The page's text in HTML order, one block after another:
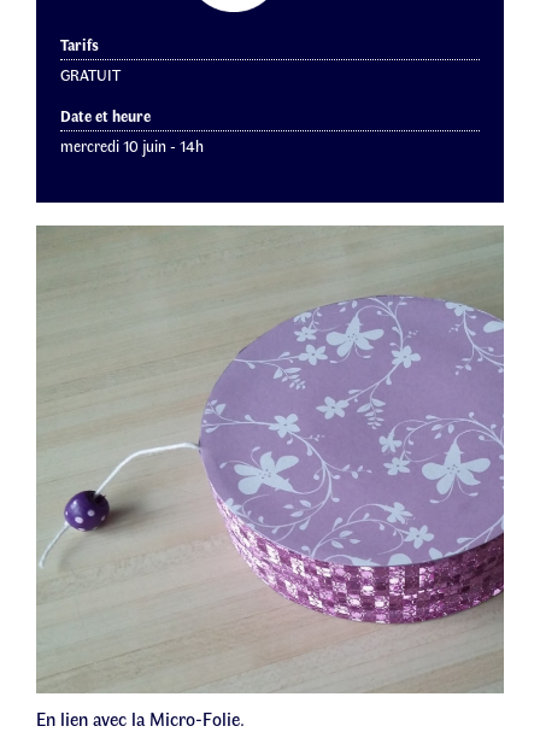
Tarifs
GRATUIT
Date et heure
mercredi 10 juin - 14h
En lien avec la Micro-Folie.